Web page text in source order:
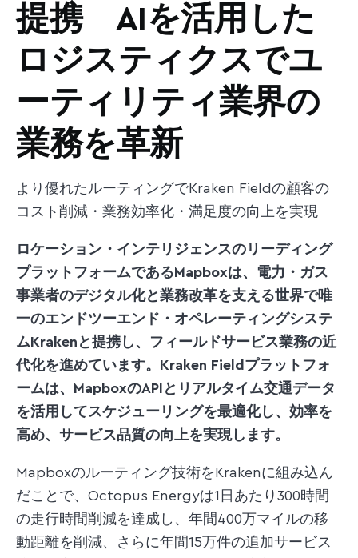
提携 AIを活用した
ロジスティクスでユ
ーティリティ業界の
業務を革新
より優れたルーティングでKraken Fieldの顧客の
コスト削減・業務効率化・満足度の向上を実現
ロケーション・インテリジェンスのリーディング
プラットフォームであるMapboxは、電力・ガス
事業者のデジタル化と業務改革を支える世界で唯
一のエンドツーエンド・オペレーティングシステ
ムKrakenと提携し、フィールドサービス業務の近
代化を進めています。Kraken Fieldプラットフォ
ームは、MapboxのAPIとリアルタイム交通データ
を活用してスケジューリングを最適化し、効率を
高め、サービス品質の向上を実現します。
Mapboxのルーティング技術をKrakenに組み込ん
だことで、Octopus Energyは1日あたり300時間
の走行時間削減を達成し、年間400万マイルの移
動距離を削減、さらに年間15万件の追加サービス